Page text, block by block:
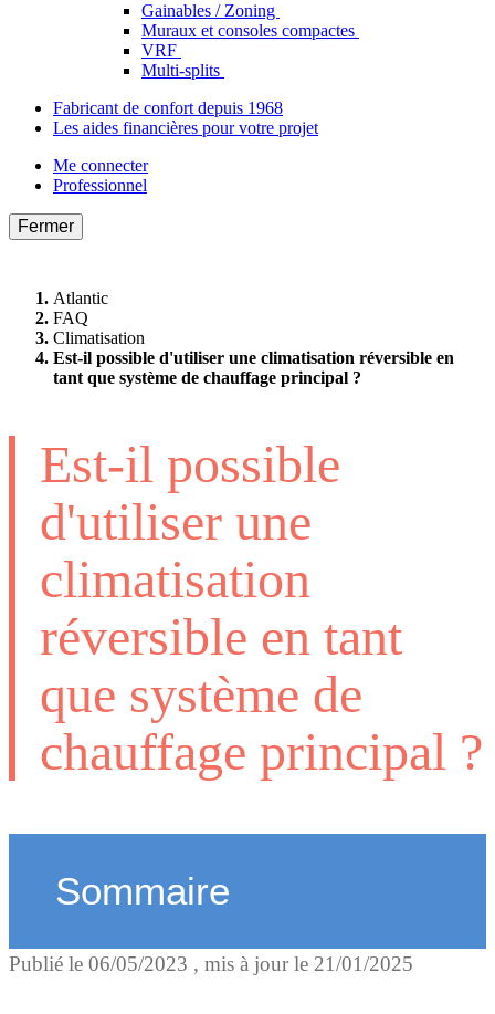
Gainables / Zoning
Muraux et consoles compactes
VRF
Multi-splits
Fabricant de confort depuis 1968
Les aides financières pour votre projet
Me connecter
Professionnel
Fermer
Atlantic
FAQ
Climatisation
Est-il possible d'utiliser une climatisation réversible en
tant que système de chauffage principal ?
Est-il possible
d'utiliser une
climatisation
réversible en tant
que système de
chauffage principal ?
Sommaire
Ses avantages :
Publié le 06/05/2023 , mis à jour le 21/01/2025